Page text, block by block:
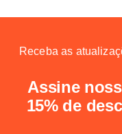
Receba as
Assine
15% de